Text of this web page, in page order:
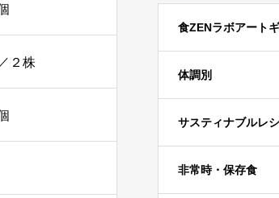
２株
食ZENラボアート
体調別
サスティナブルレ
非常時・保存食